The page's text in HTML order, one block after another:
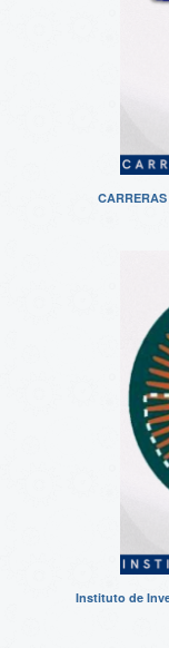
Instituto de